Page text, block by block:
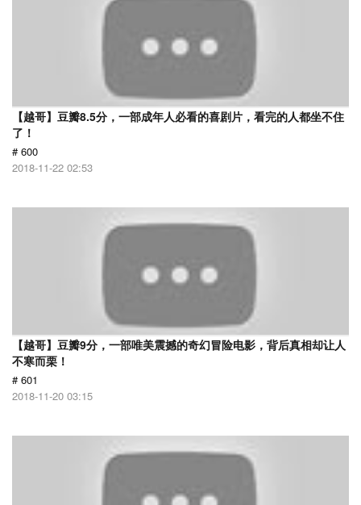
【越哥】豆瓣8.5分，一部成年人必看的喜剧片，看完的人都坐不住
了！
# 600
2018-11-22 02:53
【越哥】豆瓣9分，一部唯美震撼的奇幻冒险电影，背后真相却让人
不寒而栗！
# 601
2018-11-20 03:15